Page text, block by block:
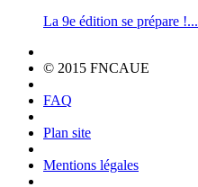
La 9e édition se prépare !...
© 2015 FNCAUE
FAQ
Plan site
Mentions légales